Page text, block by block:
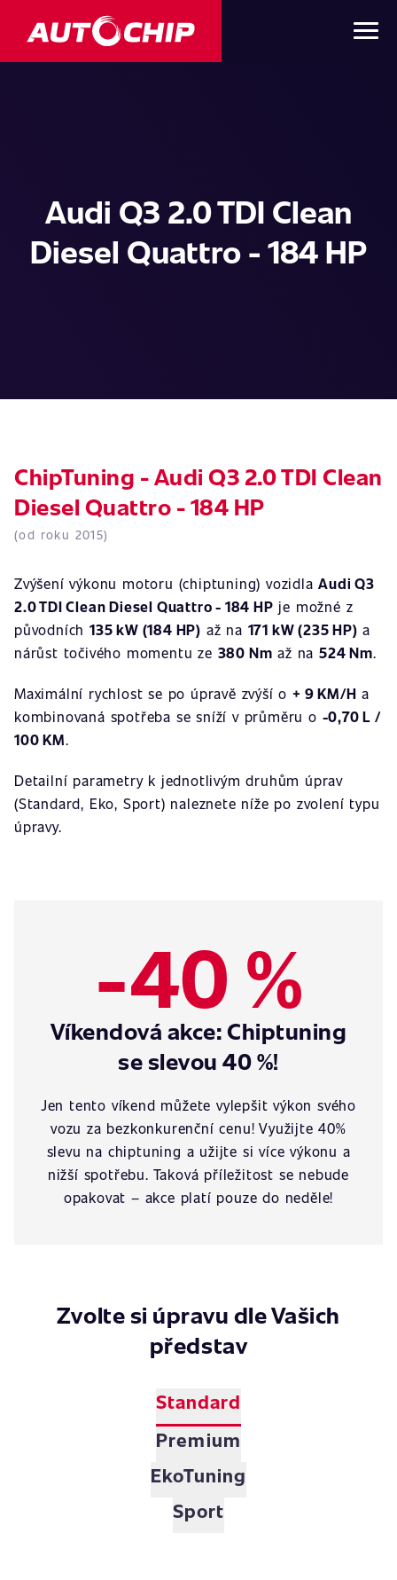
Audi Q3 2.0 TDI Clean
Diesel Quattro - 184 HP
ChipTuning - Audi Q3 2.0 TDI Clean
Diesel Quattro - 184 HP
(od roku 2015)
Zvýšení výkonu motoru (chiptuning) vozidlaAudi Q3
2.0 TDI Clean Diesel Quattro - 184 HP je možné z
původních135 kW (184 HP) až na 171 kW (235 HP) a
nárůst točivého momentu ze 380 Nm až na524 Nm.
Maximální rychlost se po úpravě zvýší o + 9 KM/H a
kombinovaná spotřeba se sníží v průměru o -0,70 L /
100 KM.
Detailní parametry k jednotlivým druhům úprav
(Standard, Eko, Sport) naleznete níže po zvolení typu
úpravy.
-40 %
Víkendová akce: Chiptuning
se slevou 40 %!
Jen tento víkend můžete vylepšit výkon svého
vozu za bezkonkurenční cenu! Využijte 40%
slevu na chiptuning a užijte si více výkonu a
nižší spotřebu. Taková příležitost se nebude
opakovat – akce platí pouze do neděle!
Zvolte si úpravu dle Vašich
představ
Standard
Premium
EkoTuning
Sport